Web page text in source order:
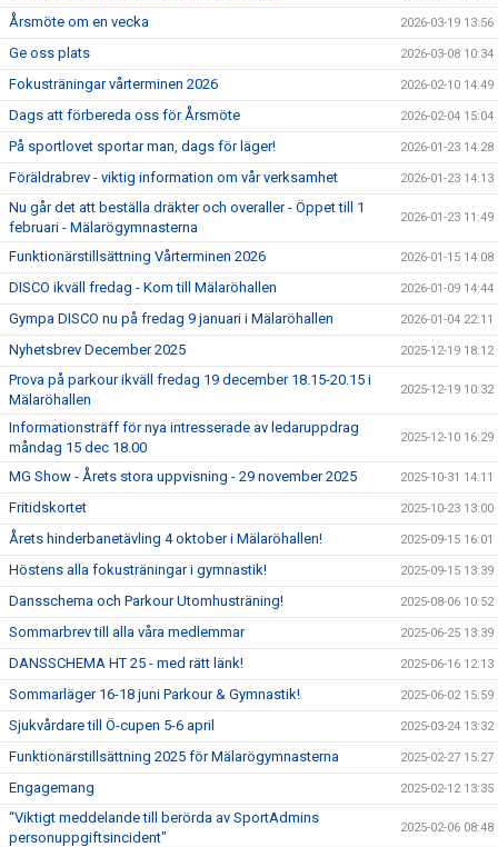
Årsmöte om en vecka 2026-03-19 13:56
Ge oss plats 2026-03-08 10:34
Fokusträningar vårterminen 2026 2026-02-10 14:49
Dags att förbereda oss för Årsmöte 2026-02-04 15:04
På sportlovet sportar man, dags för läger! 2026-01-23 14:28
Föräldrabrev - viktig information om vår verksamhet 2026-01-23 14:13
Nu går det att beställa dräkter och overaller - Öppet till 1
februari - Mälarögymnasterna
2026-01-23 11:49
Funktionärstillsättning Vårterminen 2026 2026-01-15 14:08
DISCO ikväll fredag - Kom till Mälaröhallen 2026-01-09 14:44
Gympa DISCO nu på fredag 9 januari i Mälaröhallen 2026-01-04 22:11
Nyhetsbrev December 2025 2025-12-19 18:12
Prova på parkour ikväll fredag 19 december 18.15-20.15 i
Mälaröhallen
2025-12-19 10:32
Informationsträff för nya intresserade av ledaruppdrag
måndag 15 dec 18.00
2025-12-10 16:29
MG Show - Årets stora uppvisning - 29 november 2025 2025-10-31 14:11
Fritidskortet 2025-10-23 13:00
Årets hinderbanetävling 4 oktober i Mälaröhallen! 2025-09-15 16:01
Höstens alla fokusträningar i gymnastik! 2025-09-15 13:39
Dansschema och Parkour Utomhusträning! 2025-08-06 10:52
Sommarbrev till alla våra medlemmar 2025-06-25 13:39
DANSSCHEMA HT 25 - med rätt länk! 2025-06-16 12:13
Sommarläger 16-18 juni Parkour & Gymnastik! 2025-06-02 15:59
Sjukvårdare till Ö-cupen 5-6 april 2025-03-24 13:32
Funktionärstillsättning 2025 för Mälarögymnasterna 2025-02-27 15:27
Engagemang 2025-02-12 13:35
“Viktigt meddelande till berörda av SportAdmins
personuppgiftsincident"
2025-02-06 08:48